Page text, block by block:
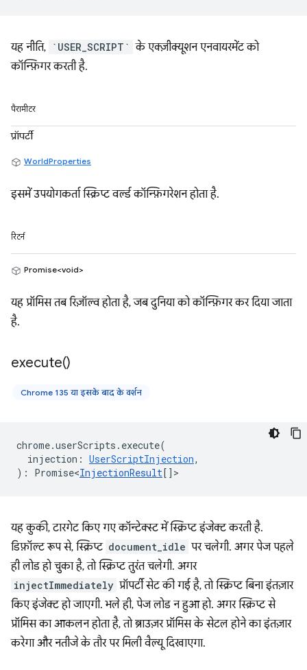
यह नीति, `USER_SCRIPT` के एक्ज़ीक्यूशन एनवायरमेंट को
कॉन्फ़िगर करती है.
पैरामीटर
प्रॉपर्टी
WorldProperties
इसमें उपयोगकर्ता स्क्रिप्ट वर्ल्ड कॉन्फ़िगरेशन होता है.
रिटर्न
Promise<void>
यह प्रॉमिस तब रिज़ॉल्व होता है, जब दुनिया को कॉन्फ़िगर कर दिया जाता
है.
execute()
Chrome 135 या इसके बाद के वर्शन
chrome.userScripts . execute(
injection : UserScriptInjection,
) : Promise<InjectionResult [] >
यह कुकी, टारगेट किए गए कॉन्टेक्स्ट में स्क्रिप्ट इंजेक्ट करती है.
डिफ़ॉल्ट रूप से, स्क्रिप्ट document_idle पर चलेगी. अगर पेज पहले
ही लोड हो चुका है, तो स्क्रिप्ट तुरंत चलेगी. अगर
injectImmediately प्रॉपर्टी सेट की गई है, तो स्क्रिप्ट बिना इंतज़ार
किए इंजेक्ट हो जाएगी. भले ही, पेज लोड न हुआ हो. अगर स्क्रिप्ट से
प्रॉमिस का आकलन होता है, तो ब्राउज़र प्रॉमिस के सेटल होने का इंतज़ार
करेगा और नतीजे के तौर पर मिली वैल्यू दिखाएगा.